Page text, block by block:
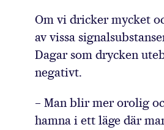
Om vi dricker mycket
av vissa
Dagar som drycken
negativt.
– Man blir mer orolig
hamna i ett läge där